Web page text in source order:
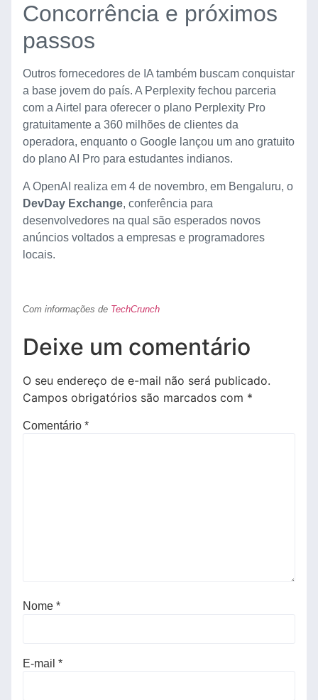
Concorrência e próximos
passos
Outros fornecedores de IA também buscam conquistar
a base jovem do país. A Perplexity fechou parceria
com a Airtel para oferecer o plano Perplexity Pro
gratuitamente a 360 milhões de clientes da
operadora, enquanto o Google lançou um ano gratuito
do plano AI Pro para estudantes indianos.
A OpenAI realiza em 4 de novembro, em Bengaluru, o
DevDay Exchange, conferência para
desenvolvedores na qual são esperados novos
anúncios voltados a empresas e programadores
locais.
Com informações de TechCrunch
Deixe um comentário
O seu endereço de e-mail não será publicado.
Campos obrigatórios são marcados com *
Comentário *
Nome *
E-mail *